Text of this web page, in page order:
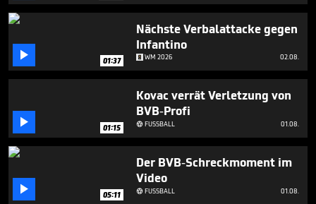
 01:37
Nächste Verbalattacke gegen
Infantino
WM 2026 02.08.
 01:15
Kovac verrät Verletzung von
BVB-Profi
FUSSBALL 01.08.
 05:11
Der BVB-Schreckmoment im
Video
FUSSBALL 01.08.